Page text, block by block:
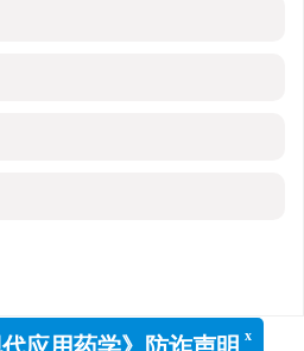
x
代应用药学》防诈声明